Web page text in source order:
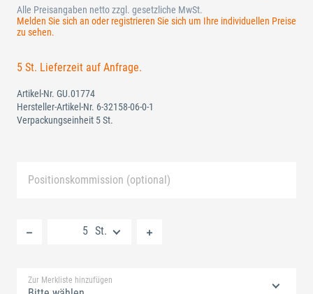
Alle Preisangaben netto zzgl. gesetzliche MwSt.
Melden Sie sich an oder registrieren Sie sich um Ihre individuellen Preise
zu sehen.
5 St. Lieferzeit auf Anfrage.
Artikel-Nr. GU.01774
Hersteller-Artikel-Nr. 6-32158-06-0-1
Verpackungseinheit 5 St.
Positionskommission (optional)
St.
Zur Merkliste hinzufügen